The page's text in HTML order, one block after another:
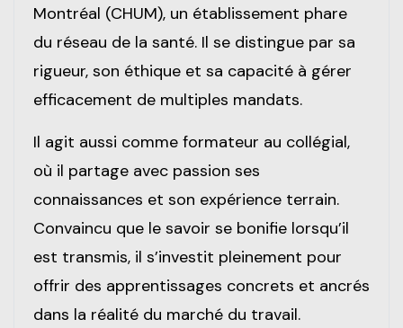
Montréal (CHUM), un établissement phare
du réseau de la santé. Il se distingue par sa
rigueur, son éthique et sa capacité à gérer
efficacement de multiples mandats.
Il agit aussi comme formateur au collégial,
où il partage avec passion ses
connaissances et son expérience terrain.
Convaincu que le savoir se bonifie lorsqu’il
est transmis, il s’investit pleinement pour
offrir des apprentissages concrets et ancrés
dans la réalité du marché du travail.